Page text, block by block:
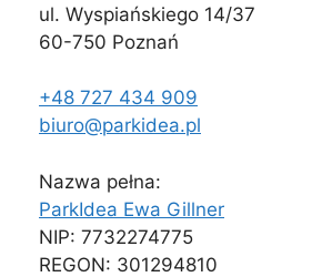
ul. Wyspiańskiego 14/37
60-750 Poznań
+48 727 434 909
biuro@parkidea.pl
Nazwa pełna:
ParkIdea Ewa Gillner
NIP: 7732274775
REGON: 301294810